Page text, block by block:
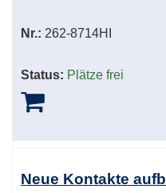
Nr.: 262-8714HI
Status: Plätze frei
Neue Kontakte